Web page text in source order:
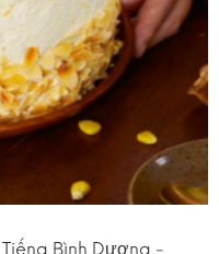
Tiếng Bình Dương -